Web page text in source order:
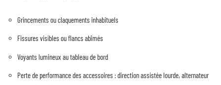
Grincements ou claquements inhabituels
Fissures visibles ou flancs abîmés
Voyants lumineux au tableau de bord
Perte de performance des accessoires : direction assistée lourde, alternateur